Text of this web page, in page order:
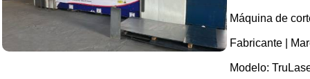
Máquina de
Fabricante |
Modelo: